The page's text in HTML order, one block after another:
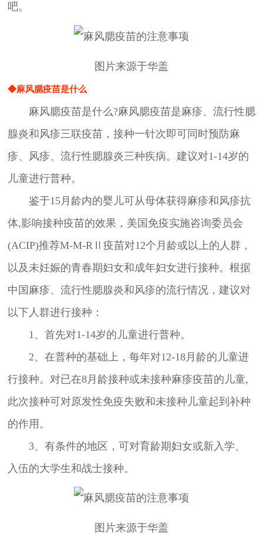
吧。
图片来源于华盖
◆麻风腮疫苗是什么
麻风腮疫苗是什么?麻风腮疫苗是麻疹、流行性腮
腺炎和风疹三联疫苗，接种一针次即可同时预防麻
疹、风疹、流行性腮腺炎三种疾病。建议对1-14岁的
儿童进行普种。
鉴于15月龄内的婴儿可从母体获得麻疹和风疹抗
体,影响接种疫苗的效果，美国免疫实施咨询委员会
(ACIP)推荐M-M-RⅡ疫苗对12个月龄或以上的人群，
以及未妊娠的青春期妇女和成年妇女进行接种。根据
中国麻疹、流行性腮腺炎和风疹的流行情况，建议对
以下人群进行接种：
1、首先对1-14岁的儿童进行普种。
2、在普种的基础上，每年对12-18月龄的儿童进
行接种。对已在8月龄接种或未接种麻疹疫苗的儿童,
此次接种可对原发性免疫失败和未接种儿童起到补种
的作用。
3、有条件的地区，可对育龄期妇女或新入学、
入伍的大学生和战士接种。
图片来源于华盖